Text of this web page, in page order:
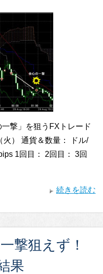
撃」を狙うFXトレード
火） 通貨＆数量： ドル/
1回目： 2回目： 3回
続きを読む
撃狙えず！
果